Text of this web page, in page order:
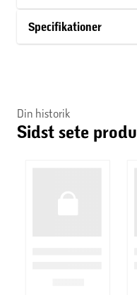
Specifikationer
Din historik
Sidst sete